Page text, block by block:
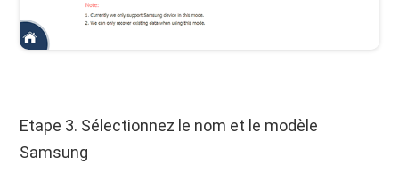
Etape 3. Sélectionnez le nom et le modèle
Samsung